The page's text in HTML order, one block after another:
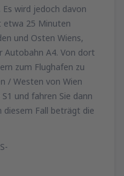
wird jedoch davon
etwa 25 Minuten
und Osten Wiens,
Autobahn A4. Von dort
zum Flughafen zu
/ Westen von Wien
und fahren Sie dann
diesem Fall beträgt die